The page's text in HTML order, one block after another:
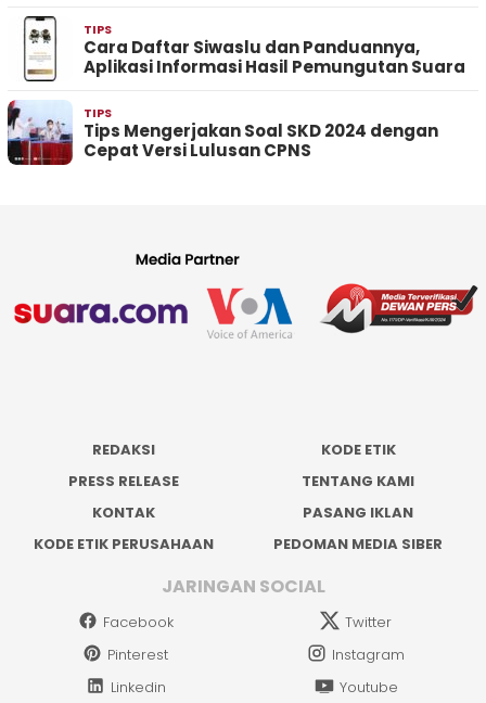
TIPS
Cara Daftar Siwaslu dan Panduannya,
Aplikasi Informasi Hasil Pemungutan Suara
TIPS
Tips Mengerjakan Soal SKD 2024 dengan
Cepat Versi Lulusan CPNS
REDAKSI
KODE ETIK
PRESS RELEASE
TENTANG KAMI
KONTAK
PASANG IKLAN
KODE ETIK PERUSAHAAN
PEDOMAN MEDIA SIBER
JARINGAN SOCIAL
Facebook
Twitter
Pinterest
Instagram
Linkedin
Youtube